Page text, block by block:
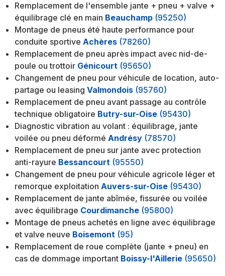
Remplacement de l'ensemble jante + pneu + valve +
équilibrage clé en main Beauchamp (95250)
Montage de pneus été haute performance pour
conduite sportive Achères (78260)
Remplacement de pneu après impact avec nid-de-
poule ou trottoir Génicourt (95650)
Changement de pneu pour véhicule de location, auto-
partage ou leasing Valmondois (95760)
Remplacement de pneu avant passage au contrôle
technique obligatoire Butry-sur-Oise (95430)
Diagnostic vibration au volant : équilibrage, jante
voilée ou pneu déformé Andrésy (78570)
Remplacement de pneu sur jante avec protection
anti-rayure Bessancourt (95550)
Changement de pneu pour véhicule agricole léger et
remorque exploitation Auvers-sur-Oise (95430)
Remplacement de jante abîmée, fissurée ou voilée
avec équilibrage Courdimanche (95800)
Montage de pneus achetés en ligne avec équilibrage
et valve neuve Boisemont (95)
Remplacement de roue complète (jante + pneu) en
cas de dommage important Boissy-l'Aillerie (95650)